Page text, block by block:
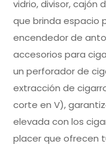
vidrio, divisor, cajón
que brinda espacio
encendedor de
accesorios para
un perforador de
extracción de
corte en V),
elevada con los
placer que ofrecen